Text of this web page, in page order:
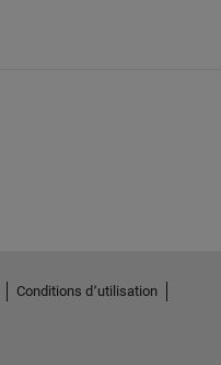
Conditions d՚utilisation